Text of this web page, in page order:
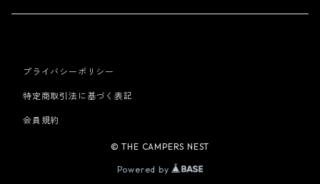
プライバシーポリシー
特定商取引法に基づく表記
会員規約
© THE CAMPERS NEST
Powered by